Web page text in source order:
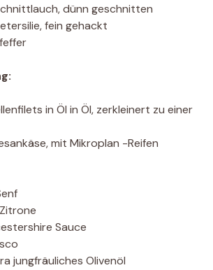
dünn geschnitten
fein gehackt
in Öl in Öl, zerkleinert zu einer
mit Mikroplan -Reifen
Sauce
jungfräuliches Olivenöl